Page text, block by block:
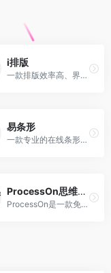
i排版
一款排版效率高、界面简洁、样式原创设计的微信排版工具
易条形
一款专业的在线条形码生成工具
ProcessOn思维导图
ProcessOn是一款免费的思维导图流程图工具和知识分享社区